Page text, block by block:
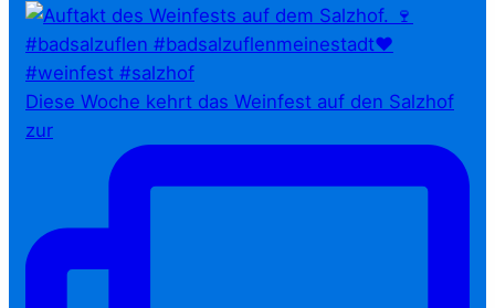
Diese Woche kehrt das Weinfest auf den Salzhof
zur